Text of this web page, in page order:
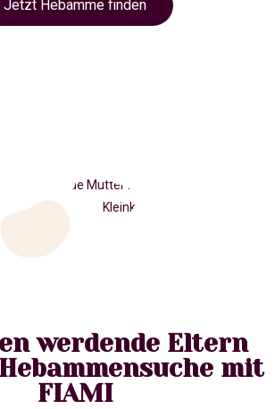
Jetzt Hebamme finden
werdende Eltern
mit
FIAMI